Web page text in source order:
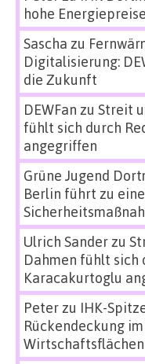
hohe
Sascha zu
Digitalisierung:
die Zukunft
DEWFan zu Streit
fühlt sich durch
angegriffen
Grüne Jugend
Berlin führt zu
Ulrich Sanderzu
Dahmen fühlt sich
Karacakurtoglu
Peterzu IHK-
Rückendeckung